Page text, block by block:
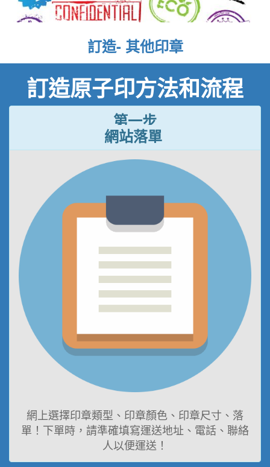
訂造- 其他印章
訂造原子印方法和流程
第一步
網站落單
網上選擇印章類型、印章顏色、印章尺寸、落
單！下單時，請準確填寫運送地址、電話、聯絡
人以便運送！